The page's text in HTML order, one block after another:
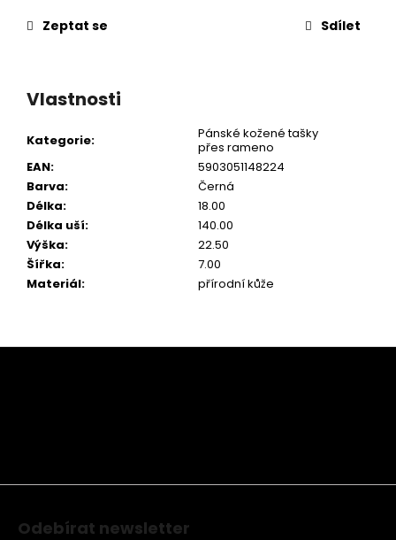
Zeptat se
Sdílet
Vlastnosti
Kategorie:
Pánské kožené tašky
přes rameno
EAN:
5903051148224
Barva:
Černá
Délka:
18.00
Délka uší:
140.00
Výška:
22.50
Šířka:
7.00
Materiál: přírodní kůže
Z
Odebírat newsletter